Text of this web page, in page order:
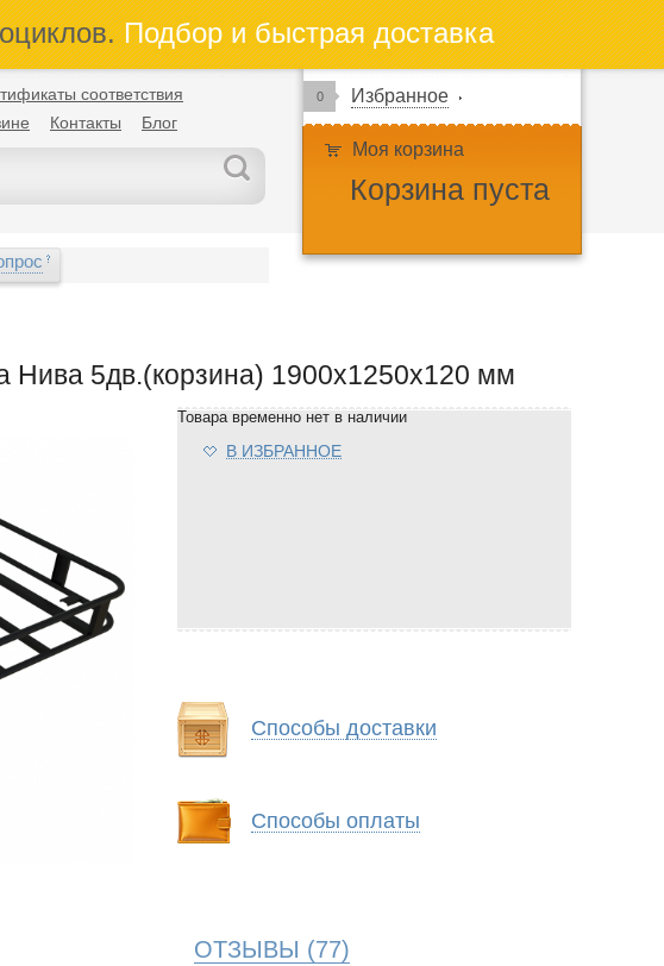
Подбор и быстрая доставка
соответствия
Контакты Блог
0 Избранное
Моя корзина
Корзина пуста
Нива 5дв.(корзина) 1900х1250х120 мм
Товара временно нет в наличии
В ИЗБРАННОЕ
Способы доставки
Способы оплаты
ОТЗЫВЫ (77)